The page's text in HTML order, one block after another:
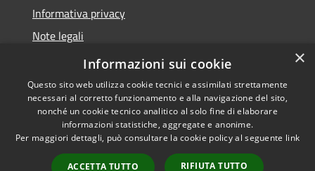
Informativa privacy
Note legali
Dichiarazione di accessibilità
Accessibilità
Copyright © 2026 • Comune di
Cene • Powered by
Municipium• Accesso
×
Informazioni sui cookie
Questo sito web utilizza cookie tecnici e assimilati strettamente
necessari al corretto funzionamento e alla navigazione del sito,
nonché un cookie tecnico analitico al solo fine di elaborare
informazioni statistiche, aggregate e anonime.
Per maggiori dettagli, può consultare la cookie policy al seguente link
ACCETTA TUTTO RIFIUTA TUTTO